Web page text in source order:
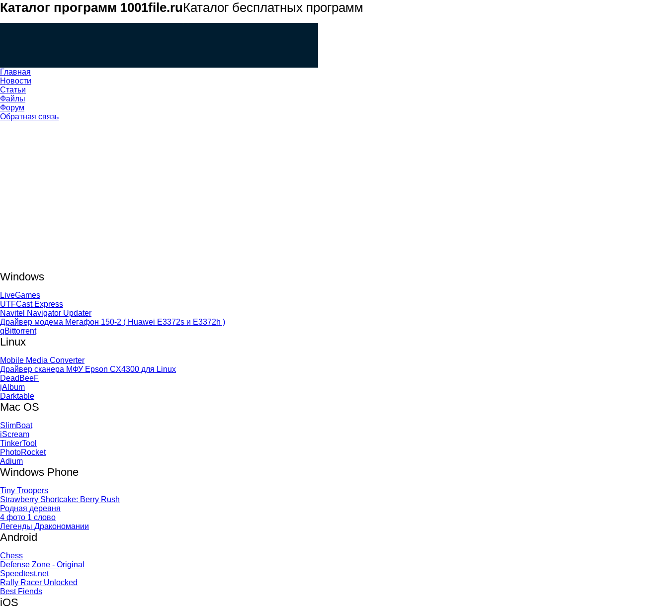
Каталог программ 1001file.ruКаталог бесплатных программ
Главная
Новости
Статьи
Файлы
Форум
Обратная связь
Windows
LiveGames
UTFCast Express
Navitel Navigator Updater
Драйвер модема Мегафон 150-2 ( Huawei E3372s и E3372h )
qBittorrent
Linux
Mobile Media Converter
Драйвер сканера МФУ Epson CX4300 для Linux
DeadBeeF
jAlbum
Darktable
Mac OS
SlimBoat
iScream
TinkerTool
PhotoRocket
Adium
Windows Phone
Tiny Troopers
Strawberry Shortcake: Berry Rush
Родная деревня
4 фото 1 слово
Легенды Дракономании
Android
Chess
Defense Zone - Original
Speedtest.net
Rally Racer Unlocked
Best Fiends
iOS